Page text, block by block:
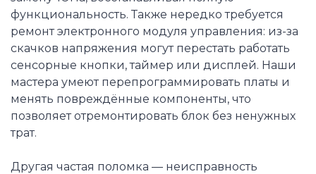
функциональность. Также нередко требуется
ремонт электронного модуля управления: из-за
скачков напряжения могут перестать работать
сенсорные кнопки, таймер или дисплей. Наши
мастера умеют перепрограммировать платы и
менять повреждённые компоненты, что
позволяет отремонтировать блок без ненужных
трат.
Другая частая поломка — неисправность